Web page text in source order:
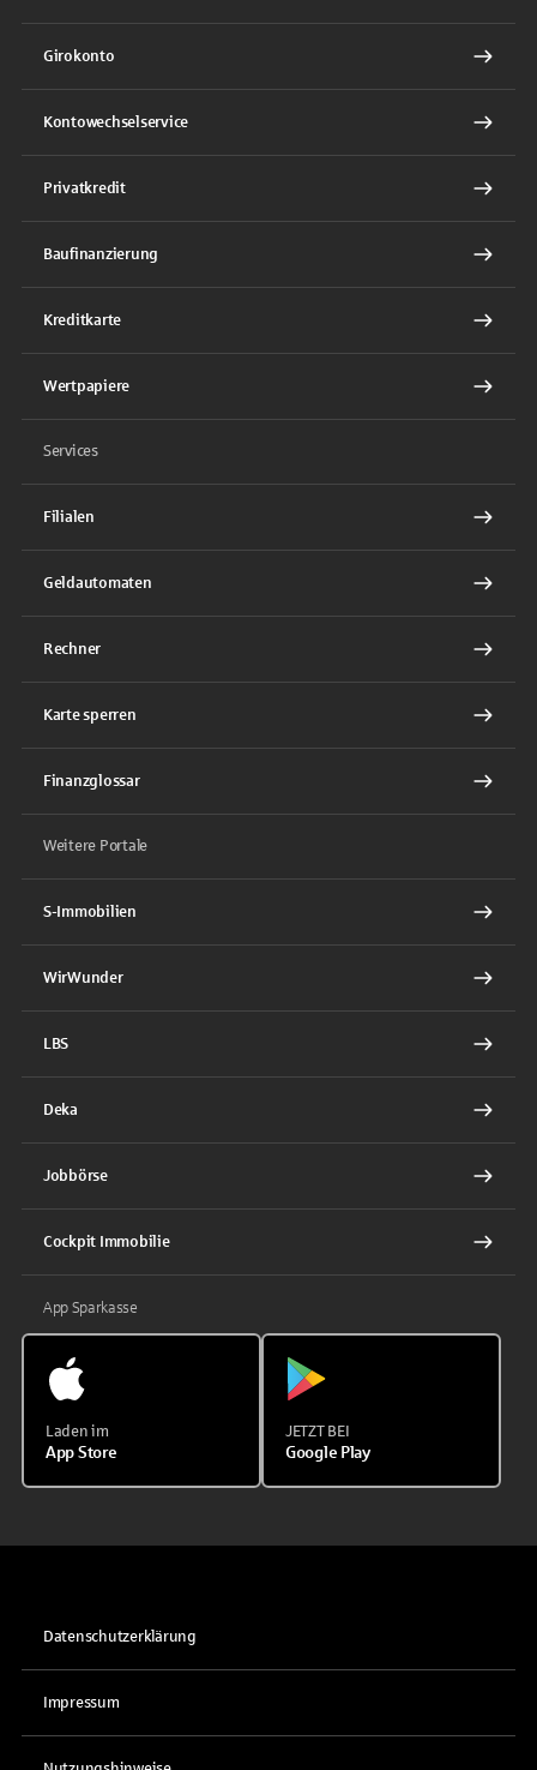
Girokonto
Kontowechselservice
Privatkredit
Baufinanzierung
Kreditkarte
Wertpapiere
Services
Filialen
Geldautomaten
Rechner
Karte sperren
Finanzglossar
Weitere Portale
S-Immobilien
WirWunder
LBS
Deka
Jobbörse
Cockpit Immobilie
App Sparkasse
Laden im
App Store
JETZT BEI
Google Play
Datenschutzerklärung
Impressum